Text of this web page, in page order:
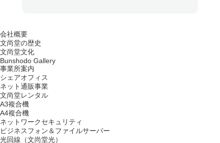
会社概要
文尚堂の歴史
文尚堂文化
Bunshodo Gallery
事業所案内
シェアオフィス
ネット通販事業
文尚堂レンタル
A3複合機
A4複合機
ネットワークセキュリティ
ビジネスフォン＆ファイルサーバー
光回線（文尚堂光）